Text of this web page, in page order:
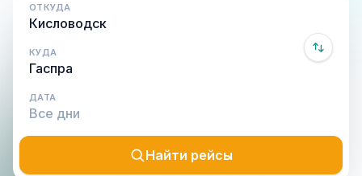
ОТКУДА
КУДА
ДАТА
Найти рейсы